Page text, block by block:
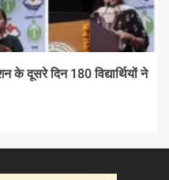
के दूसरे दिन 180 विद्यार्थियों ने